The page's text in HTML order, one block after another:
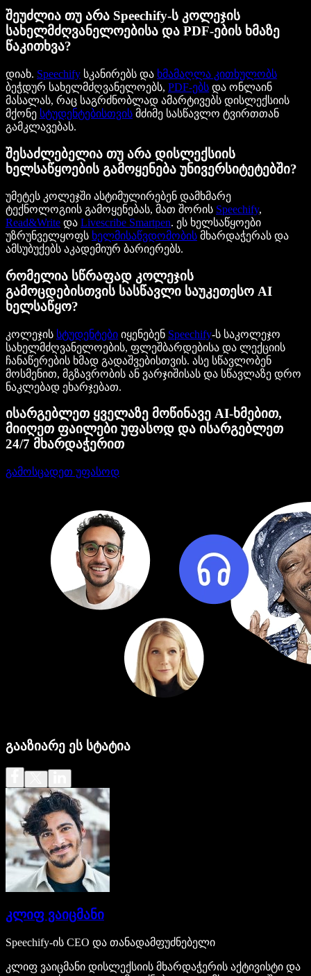
შეუძლია თუ არა Speechify-ს კოლეჯის
სახელმძღვანელოებისა და PDF-ების ხმაზე
წაკითხვა?
დიახ. Speechify სკანირებს და ხმამაღლა კითხულობს
ბეჭდურ სახელმძღვანელოებს, PDF-ებს და ონლაინ
მასალას, რაც საგრძნობლად ამარტივებს დისლექსიის
მქონე სტუდენტებისთვის მძიმე სასწავლო ტვირთთან
გამკლავებას.
შესაძლებელია თუ არა დისლექსიის
ხელსაწყოების გამოყენება უნივერსიტეტებში?
უმეტეს კოლეჯში ასტიმულირებენ დამხმარე
ტექნოლოგიის გამოყენებას, მათ შორის Speechify,
Read&Write და Livescribe Smartpen. ეს ხელსაწყოები
უზრუნველყოფს ხელმისაწვდომობის მხარდაჭერას და
ამსუბუქებს აკადემიურ ბარიერებს.
რომელია სწრაფად კოლეჯის
გამოცდებისთვის სასწავლი საუკეთესო AI
ხელსაწყო?
კოლეჯის სტუდენტები იყენებენ Speechify-ს საკოლეჯო
სახელმძღვანელოების, ფლეშბარდებისა და ლექციის
ჩანაწერების ხმად გადაშვებისთვის. ასე სწავლობენ
მოსმენით, მგზავრობის ან ვარჯიშისას და სწავლაზე დრო
ნაკლებად ეხარჯებათ.
ისარგებლეთ ყველაზე მოწინავე AI-ხმებით,
მიიღეთ ფაილები უფასოდ და ისარგებლეთ
24/7 მხარდაჭერით
გამოსცადეთ უფასოდ
გააზიარე ეს სტატია
კლიფ ვაიცმანი
Speechify-ის CEO და თანადამფუძნებელი
კლიფ ვაიცმანი დისლექსიის მხარდაჭერის აქტივისტი და